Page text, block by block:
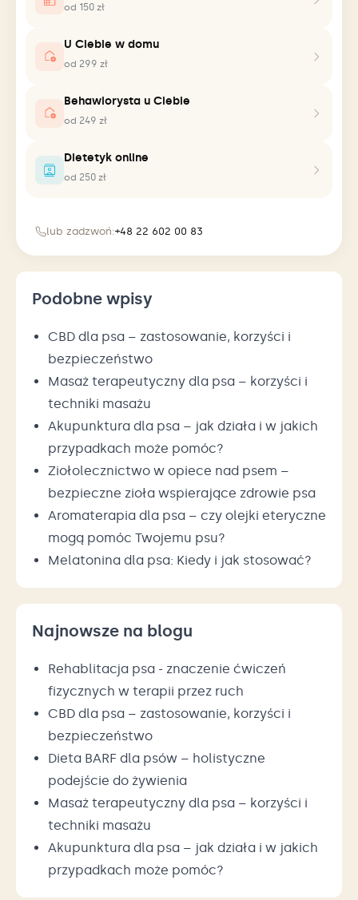
od 150 zł
U Ciebie w domu
od 299 zł
Behawiorysta u Ciebie
od 249 zł
Dietetyk online
od 250 zł
lub zadzwoń:+48 22 602 00 83
Podobne wpisy
CBD dla psa – zastosowanie, korzyści i
bezpieczeństwo
Masaż terapeutyczny dla psa – korzyści i
techniki masażu
Akupunktura dla psa – jak działa i w jakich
przypadkach może pomóc?
Ziołolecznictwo w opiece nad psem –
bezpieczne zioła wspierające zdrowie psa
Aromaterapia dla psa – czy olejki eteryczne
mogą pomóc Twojemu psu?
Melatonina dla psa: Kiedy i jak stosować?
Najnowsze na blogu
Rehablitacja psa - znaczenie ćwiczeń
fizycznych w terapii przez ruch
CBD dla psa – zastosowanie, korzyści i
bezpieczeństwo
Dieta BARF dla psów – holistyczne
podejście do żywienia
Masaż terapeutyczny dla psa – korzyści i
techniki masażu
Akupunktura dla psa – jak działa i w jakich
przypadkach może pomóc?